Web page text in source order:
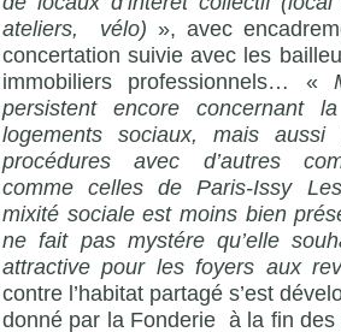
ateliers, vélo) », avec
concertation suivie avec les
immobiliers professionnels… «
persistent encore concernant
logements sociaux, mais aussi
procédures avec d’autres
comme celles de Paris-Issy
mixité sociale est moins bien
ne fait pas mystére qu’elle
attractive pour les foyers aux
contre l’habitat partagé s’est
donné par la Fonderie à la fin